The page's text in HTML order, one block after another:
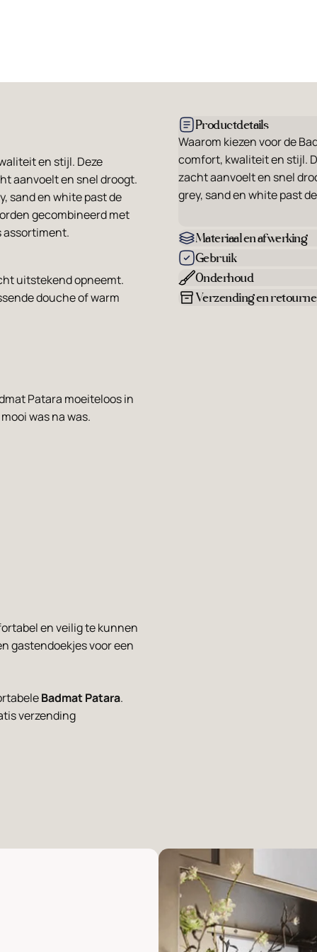
en stijl. Deze
aanvoelt en snel droogt.
sand en white past de
gecombineerd met
assortiment.
uitstekend opneemt.
douche of warm
Patara moeiteloos in
was na was.
en veilig te kunnen
gastendoekjes voor een
Badmat Patara.
verzending
Productdetails
Waarom kiezen voor de
comfort, kwaliteit en stijl.
zacht aanvoelt en snel
grey, sand en white past
Materiaal en afwerking
Gebruik
Onderhoud
Verzending en